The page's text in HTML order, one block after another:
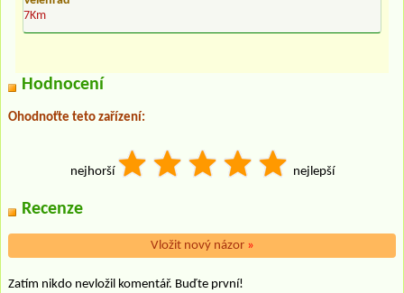
7Km
Hodnocení
Ohodnoťte teto zařízení:
nejhorší nejlepší
Recenze
Vložit nový názor »
Zatím nikdo nevložil komentář. Buďte první!